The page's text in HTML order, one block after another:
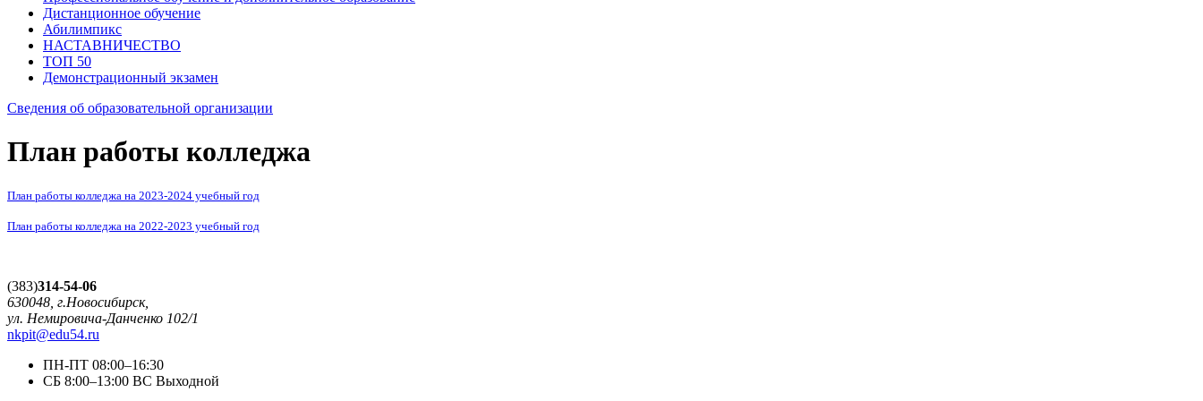
Дистанционное обучение
Абилимпикс
НАСТАВНИЧЕСТВО
ТОП 50
Демонстрационный экзамен
Сведения об образовательной организации
План работы колледжа
План работы колледжа на 2023-2024 учебный год
План работы колледжа на 2022-2023 учебный год
(383)314-54-06
630048, г.Новосибирск,
ул. Немировича-Данченко 102/1
nkpit@edu54.ru
ПН-ПТ 08:00–16:30
CБ 8:00–13:00 ВС Выходной